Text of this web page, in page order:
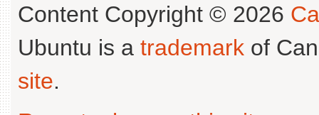
Content Copyright © 2026
Ubuntu is a trademark of
site.